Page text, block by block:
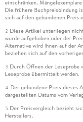
einschränken.
Die frühere Buchpreisbindung
sich auf den gebundenen Preis
2 Diese Artikel unterliegen
wurde aufgehoben oder der
Alternative wird Ihnen auf der
beziehen sich auf den
3 Durch Öffnen der Leseprobe
Leseprobe übermittelt werden.
4 Der gebundene Preis dieses
dargestellten Datums vom
5 Der Preisvergleich bezieht
Herstellers.